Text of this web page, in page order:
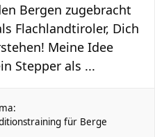
Bergen zugebracht
Flachlandtiroler, Dich
Meine Idee
Stepper als ...
für Berge